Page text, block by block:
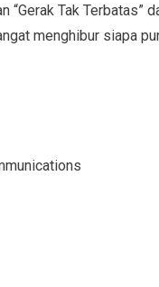
“Gerak Tak
menghibur siapa